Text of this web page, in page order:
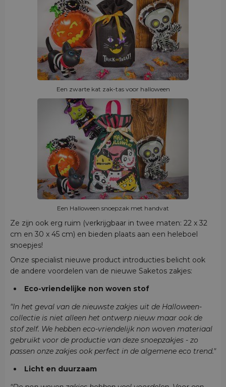
Een zwarte kat zak-tas voor halloween
Een Halloween snoepzak met handvat
Ze zijn ook erg ruim (verkrijgbaar in twee maten: 22 x 32
cm en 30 x 45 cm) en bieden plaats aan een heleboel
snoepjes!
Onze specialist nieuwe product introducties belicht ook
de andere voordelen van de nieuwe Saketos zakjes:
Eco-vriendelijke non woven stof
"In het geval van de nieuwste zakjes uit de Halloween-
collectie is niet alleen het ontwerp nieuw maar ook de
stof zelf. We hebben eco-vriendelijk non woven materiaal
gebruikt voor de productie van deze snoepzakjes - zo
passen onze zakjes ook perfect in de algemene eco trend."
Licht en duurzaam